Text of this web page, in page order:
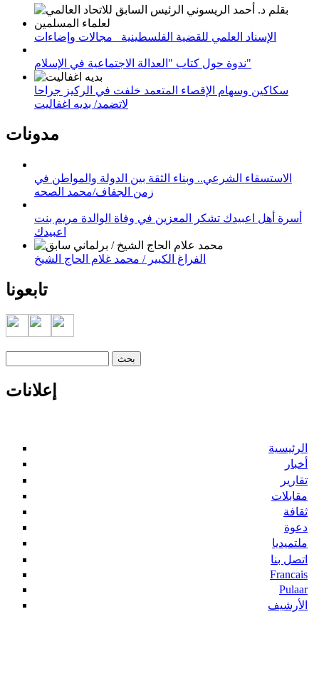
الإسناد العلمي للقضية الفلسطينية_ مجالات وإضاءات
ندوة حول كتاب "العدالة الاجتماعية في الإسلام"
سكاكين وسهام الإقصاء المتعمد خلفت في الركيز جراحا
لاتضمد/ بديه اغفاليت
مدونات
الاستسقاء الشرعي.. وبناء الثقة بين الدولة والمواطن في
زمن الجفاف/محمد الصحه
أسرة أهل اعبيدك تشكر المعزين في وفاة الوالدة مريم بنت
اعبيدك
الفراغ الكبير / محمد غلام الحاج الشيخ
تابعونا
إعلانات
الرئيسية
أخبار
تقارير
مقابلات
ثقافة
دعوة
ملتميديا
اتصل بنا
Francais
Pulaar
الأرشيف